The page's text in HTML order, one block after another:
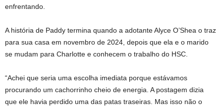
enfrentando.
A história de Paddy termina quando a adotante Alyce O’Shea o traz
para sua casa em novembro de 2024, depois que ela e o marido
se mudam para Charlotte e conhecem o trabalho do HSC.
“Achei que seria uma escolha imediata porque estávamos
procurando um cachorrinho cheio de energia. A postagem dizia
que ele havia perdido uma das patas traseiras. Mas isso não o